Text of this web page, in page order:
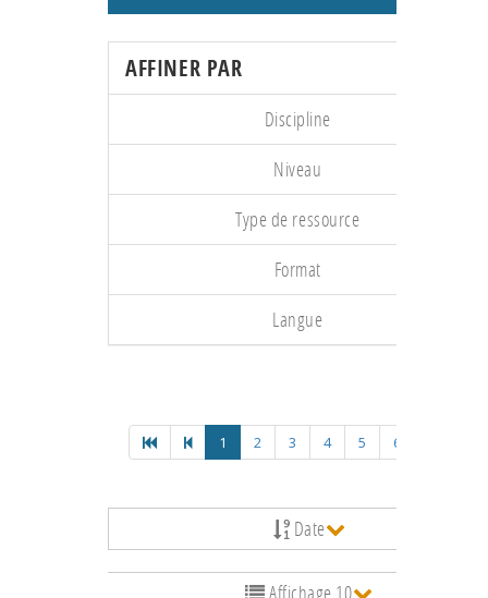
AFFINER PAR
Discipline
Niveau
Type de ressource
Format
Langue
1 2 3 4 5 6
Date
Affichage 10